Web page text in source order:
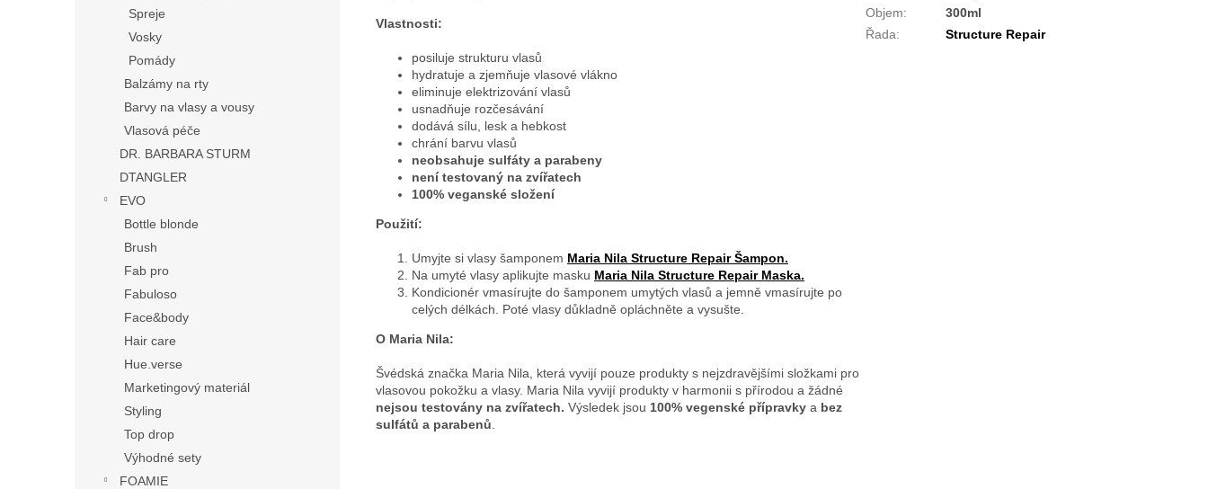
Spreje
Vosky
Pomády
Balzámy na rty
Barvy na vlasy a vousy
Vlasová péče
DR. BARBARA STURM
DTANGLER
EVO
Bottle blonde
Brush
Fab pro
Fabuloso
Face&body
Hair care
Hue.verse
Marketingový materiál
Styling
Top drop
Výhodné sety
FOAMIE
Vlastnosti:
posiluje strukturu vlasů
hydratuje a zjemňuje vlasové vlákno
eliminuje elektrizování vlasů
usnadňuje rozčesávání
dodává sílu, lesk a hebkost
chrání barvu vlasů
neobsahuje sulfáty a parabeny
není testovaný na zvířatech
100% veganské složení
Použití:
Umyjte si vlasy šamponem Maria Nila Structure Repair Šampon.
Na umyté vlasy aplikujte masku Maria Nila Structure Repair Maska.
Kondicionér vmasírujte do šamponem umytých vlasů a jemně vmasírujte po
celých délkách. Poté vlasy důkladně opláchněte a vysušte.
O Maria Nila:
Švédská značka Maria Nila, která vyvijí pouze produkty s nejzdravějšími složkami pro
vlasovou pokožku a vlasy. Maria Nila vyvijí produkty v harmonii s přírodou a žádné
nejsou testovány na zvířatech. Výsledek jsou 100% vegenské přípravky a bez
sulfátů a parabenů.
Objem:
300ml
Řada: Structure Repair